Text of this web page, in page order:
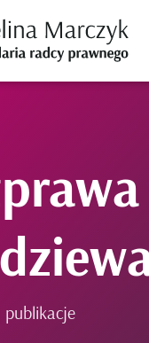
publikacje